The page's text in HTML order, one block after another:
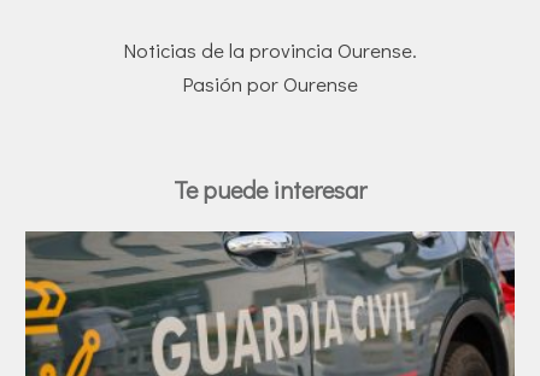
Noticias de la provincia Ourense.
Pasión por Ourense
Te puede interesar